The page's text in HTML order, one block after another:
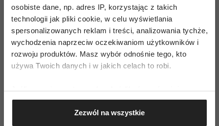
osobiste dane, np. adres IP, korzystając z takich
technologii jak pliki cookie, w celu wyświetlania
spersonalizowanych reklam i treści, analizowania tychże,
wychodzenia naprzeciw oczekiwaniom użytkowników i
rozwoju produktów. Masz wybór odnośnie tego, kto
używa Twoich danych i w jakich celach to robi.
Jeśli wyrazisz na to zgodę, chcielibyśmy również:
Gromadzić dane dotyczące Twojej lokalizacji
geograficznej z dokładnością nawet do kilku metrów
Zezwól na wszystkie